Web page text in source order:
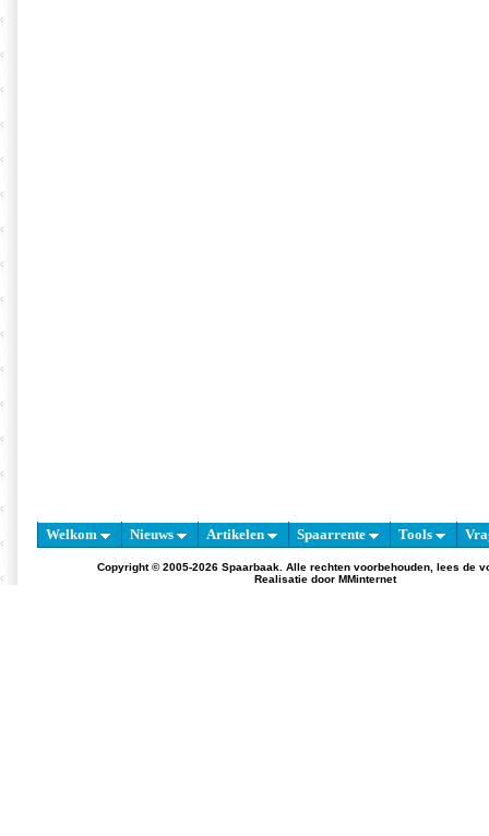
Welkom Nieuws Artikelen Spaarrente Tools
Copyright © 2005-2026 Spaarbaak. Alle rechten voorbehouden, lees de
Realisatie door MMinternet